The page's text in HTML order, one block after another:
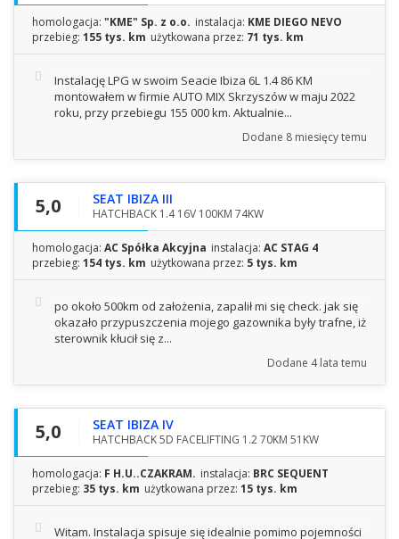
homologacja: "KME" Sp. z o.o. instalacja: KME DIEGO NEVO
przebieg: 155 tys. km użytkowana przez: 71 tys. km
Instalację LPG w swoim Seacie Ibiza 6L 1.4 86 KM
montowałem w firmie AUTO MIX Skrzyszów w maju 2022
roku, przy przebiegu 155 000 km. Aktualnie...
Dodane 8 miesięcy temu
5,0 SEAT IBIZA III
HATCHBACK 1.4 16V 100KM 74KW
homologacja: AC Spółka Akcyjna instalacja: AC STAG 4
przebieg: 154 tys. km użytkowana przez: 5 tys. km
po około 500km od założenia, zapalił mi się check. jak się
okazało przypuszczenia mojego gazownika były trafne, iż
sterownik kłucił się z...
Dodane 4 lata temu
5,0 SEAT IBIZA IV
HATCHBACK 5D FACELIFTING 1.2 70KM 51KW
homologacja: F H.U..CZAKRAM. instalacja: BRC SEQUENT
przebieg: 35 tys. km użytkowana przez: 15 tys. km
Witam. Instalacja spisuje się idealnie pomimo pojemności